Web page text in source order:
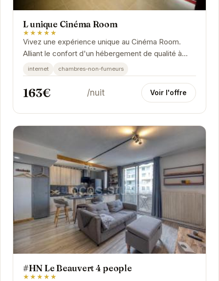
L unique Cinéma Room
★★★★★
Vivez une expérience unique au Cinéma Room.
Alliant le confort d'un hébergement de qualité à
l'immersion d'une salle de cinéma privée, cet...
internet chambres-non-fumeurs
163€ /nuit Voir l'offre
#HN Le Beauvert 4 people
★★★★★